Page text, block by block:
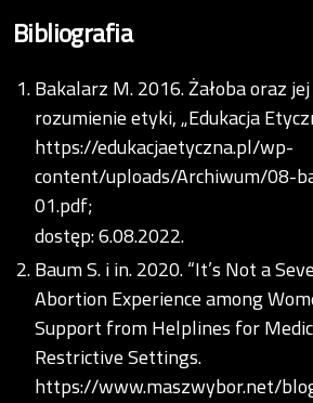
Bibliografia
Bakalarz M. 2016. Żałoba oraz
rozumienie etyki, „Edukacja
https://edukacjaetyczna.pl/wp-
content/uploads/Archiwum/08-
01.pdf;
dostęp: 6.08.2022.
Baum S. i in. 2020. “It’s Not a
Abortion Experience among
Support from Helplines for
Restrictive Settings.
https://www.maszwybor.net/